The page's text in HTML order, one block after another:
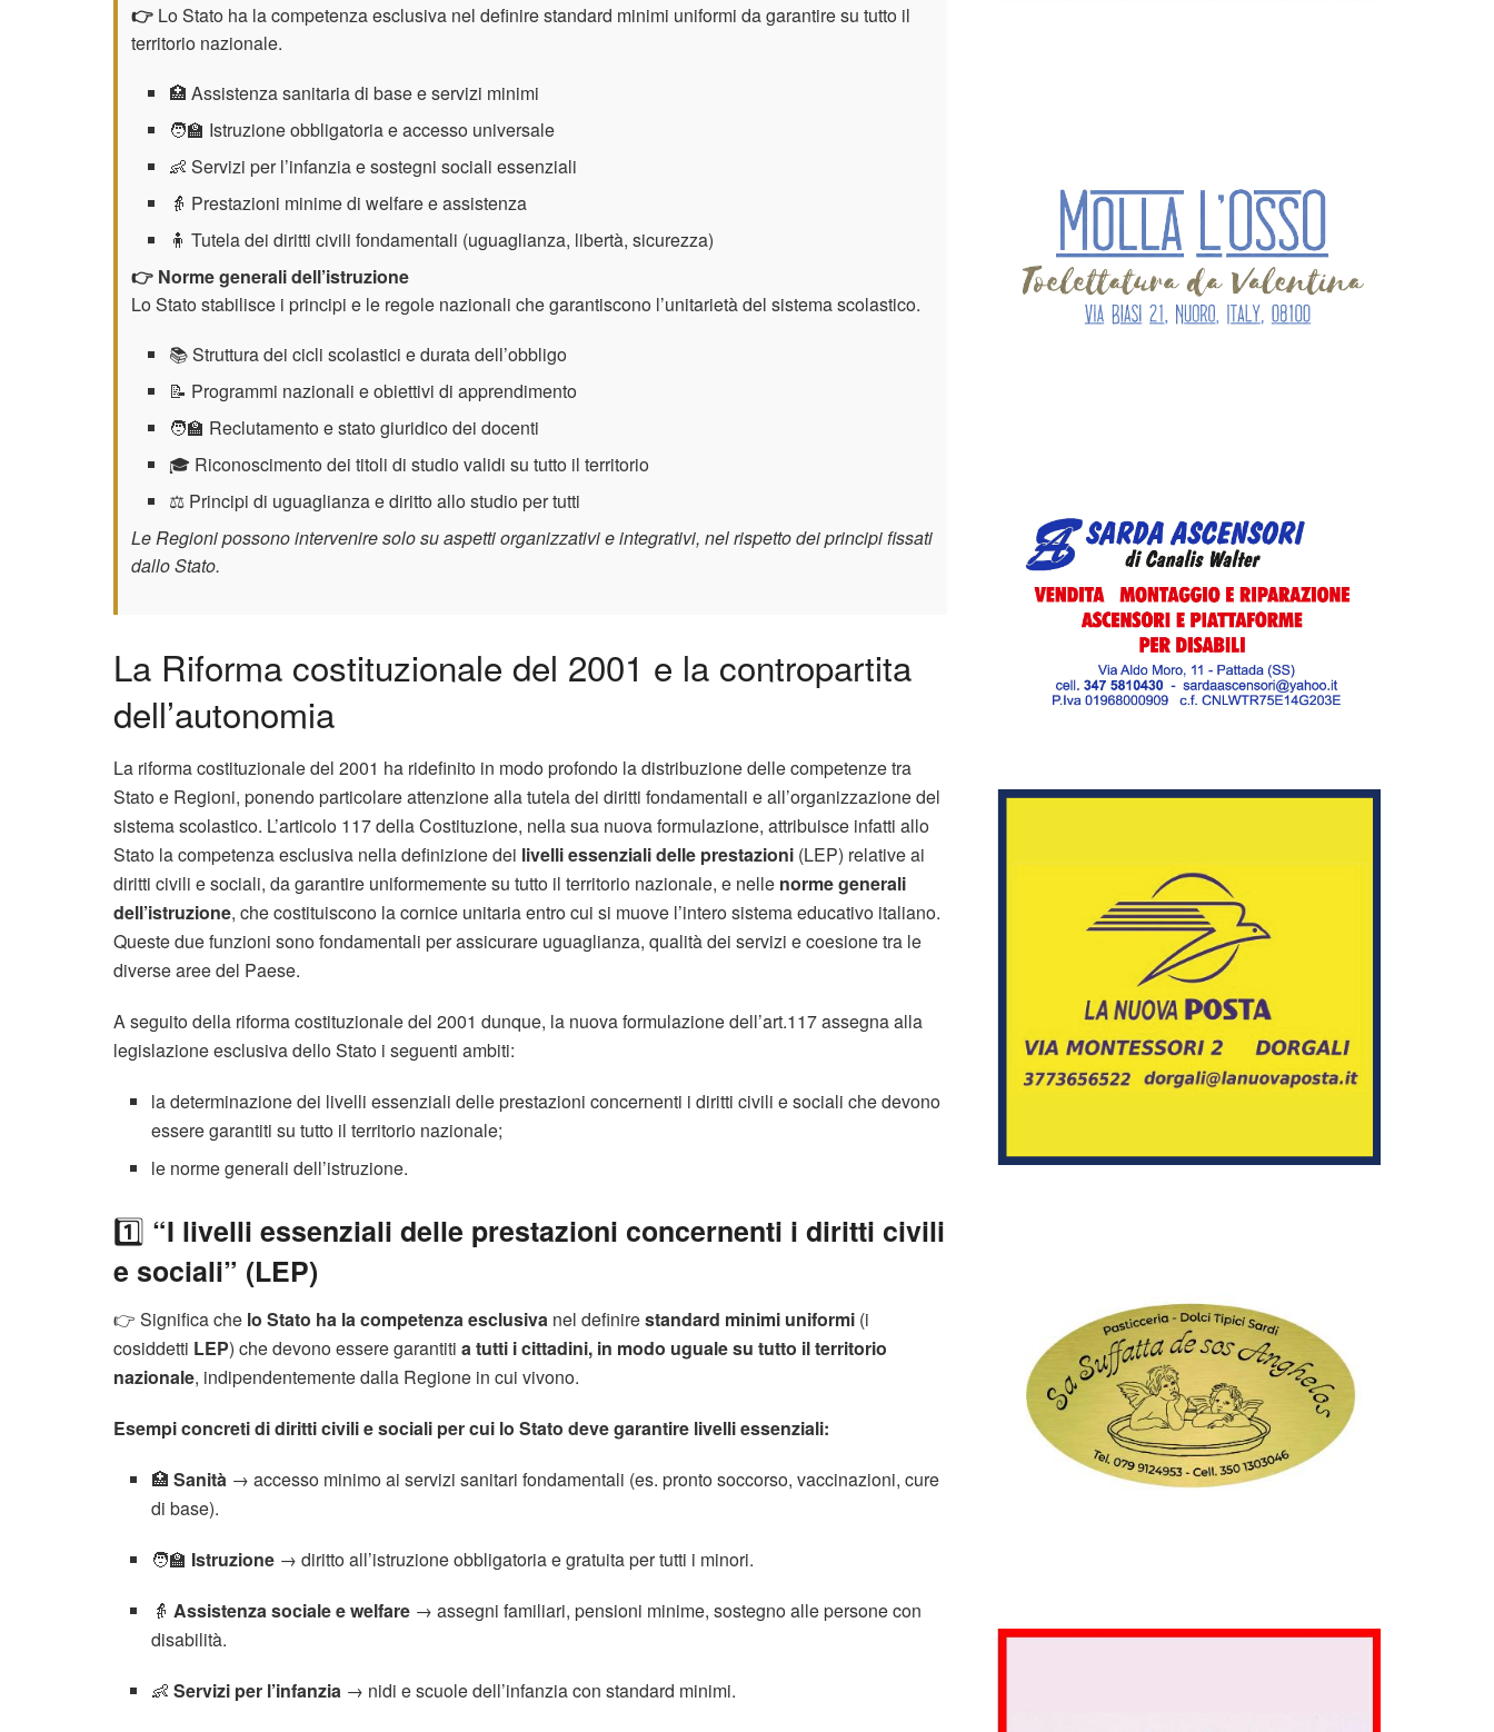
👉 Lo Stato ha la competenza esclusiva nel definire standard minimi uniformi da garantire su tutto il
territorio nazionale.
🏥 Assistenza sanitaria di base e servizi minimi
🧑‍🏫 Istruzione obbligatoria e accesso universale
👶 Servizi per l’infanzia e sostegni sociali essenziali
👵 Prestazioni minime di welfare e assistenza
🧍 Tutela dei diritti civili fondamentali (uguaglianza, libertà, sicurezza)
👉 Norme generali dell’istruzione
Lo Stato stabilisce i principi e le regole nazionali che garantiscono l’unitarietà del sistema scolastico.
📚 Struttura dei cicli scolastici e durata dell’obbligo
📝 Programmi nazionali e obiettivi di apprendimento
🧑‍🏫 Reclutamento e stato giuridico dei docenti
🎓 Riconoscimento dei titoli di studio validi su tutto il territorio
⚖️ Principi di uguaglianza e diritto allo studio per tutti
Le Regioni possono intervenire solo su aspetti organizzativi e integrativi, nel rispetto dei principi fissati
dallo Stato.
La Riforma costituzionale del 2001 e la contropartita
dell’autonomia
La riforma costituzionale del 2001 ha ridefinito in modo profondo la distribuzione delle competenze tra
Stato e Regioni, ponendo particolare attenzione alla tutela dei diritti fondamentali e all’organizzazione del
sistema scolastico. L’articolo 117 della Costituzione, nella sua nuova formulazione, attribuisce infatti allo
Stato la competenza esclusiva nella definizione dei livelli essenziali delle prestazioni (LEP) relative ai
diritti civili e sociali, da garantire uniformemente su tutto il territorio nazionale, e nelle norme generali
dell’istruzione, che costituiscono la cornice unitaria entro cui si muove l’intero sistema educativo italiano.
Queste due funzioni sono fondamentali per assicurare uguaglianza, qualità dei servizi e coesione tra le
diverse aree del Paese.
A seguito della riforma costituzionale del 2001 dunque, la nuova formulazione dell’art.117 assegna alla
legislazione esclusiva dello Stato i seguenti ambiti:
la determinazione dei livelli essenziali delle prestazioni concernenti i diritti civili e sociali che devono
essere garantiti su tutto il territorio nazionale;
le norme generali dell’istruzione.
1️⃣ “I livelli essenziali delle prestazioni concernenti i diritti civili
e sociali” (LEP)
👉 Significa che lo Stato ha la competenza esclusiva nel definirestandard minimi uniformi (i
cosiddetti LEP) che devono essere garantiti a tutti i cittadini, in modo uguale su tutto il territorio
nazionale, indipendentemente dalla Regione in cui vivono.
Esempi concreti di diritti civili e sociali per cui lo Stato deve garantire livelli essenziali:
🏥Sanità → accesso minimo ai servizi sanitari fondamentali (es. pronto soccorso, vaccinazioni, cure
di base).
🧑‍🏫 Istruzione → diritto all’istruzione obbligatoria e gratuita per tutti i minori.
👵Assistenza sociale e welfare → assegni familiari, pensioni minime, sostegno alle persone con
disabilità.
👶Servizi per l’infanzia → nidi e scuole dell’infanzia con standard minimi.